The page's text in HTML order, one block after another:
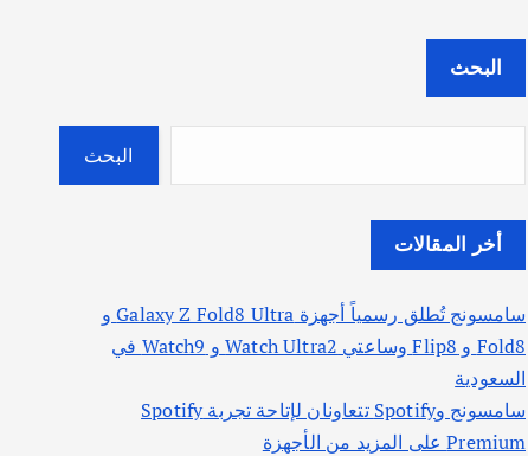
البحث
البحث
أخر المقالات
سامسونج تُطلق رسمياً أجهزة Galaxy Z Fold8 Ultra و
Fold8 و Flip8 وساعتي Watch Ultra2 و Watch9 في
السعودية
سامسونج وSpotify تتعاونان لإتاحة تجربة Spotify
Premium على المزيد من الأجهزة